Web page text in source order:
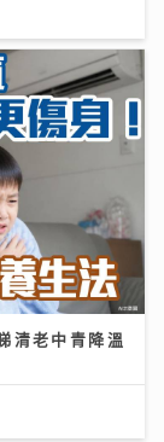
清老中青降溫